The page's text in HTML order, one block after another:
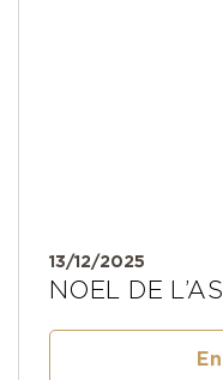
13/12/2025
NOEL DE L’AS